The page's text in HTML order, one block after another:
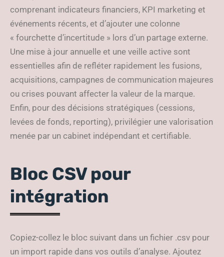
comprenant indicateurs financiers, KPI marketing et
événements récents, et d’ajouter une colonne
« fourchette d’incertitude » lors d’un partage externe.
Une mise à jour annuelle et une veille active sont
essentielles afin de refléter rapidement les fusions,
acquisitions, campagnes de communication majeures
ou crises pouvant affecter la valeur de la marque.
Enfin, pour des décisions stratégiques (cessions,
levées de fonds, reporting), privilégier une valorisation
menée par un cabinet indépendant et certifiable.
Bloc CSV pour
intégration
Copiez-collez le bloc suivant dans un fichier .csv pour
un import rapide dans vos outils d’analyse. Ajoutez